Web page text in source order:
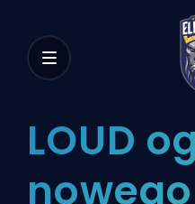
LOUD
nowego